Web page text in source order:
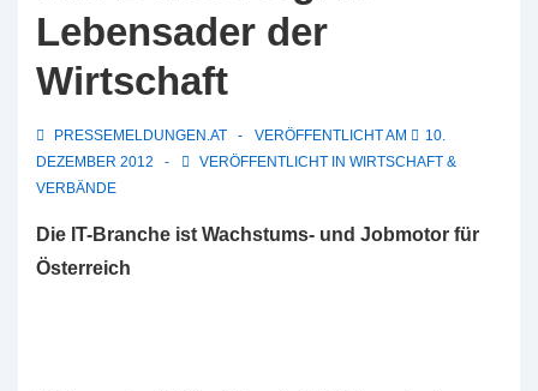
Lebensader der
Wirtschaft
PRESSEMELDUNGEN.AT VERÖFFENTLICHT AM
10.
DEZEMBER 2012
VERÖFFENTLICHT IN WIRTSCHAFT &
VERBÄNDE
Die IT-Branche ist Wachstums- und Jobmotor für
Österreich